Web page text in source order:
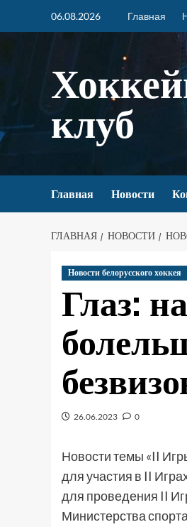
06.08.2026 Главная
клуб
Главная Новости
ГЛАВНАЯ НОВОСТИ
Новости белорусского хоккея
Глаз:
26.06.2023 0
Новости темы «II
для участия в II
для проведения II
Министерства